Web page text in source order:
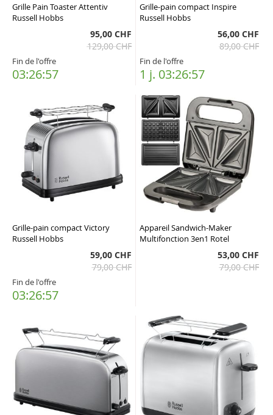
Grille Pain Toaster Attentiv
Russell Hobbs
95,00 CHF
129,00 CHF
Fin de l'offre
03:26:57
Grille-pain compact Inspire
Russell Hobbs
56,00 CHF
89,00 CHF
Fin de l'offre
1 j. 03:26:57
Grille-pain compact Victory
Russell Hobbs
59,00 CHF
79,00 CHF
Fin de l'offre
03:26:57
Appareil Sandwich-Maker
Multifonction 3en1 Rotel
53,00 CHF
79,00 CHF